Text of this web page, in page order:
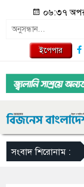
০৬:৩৭
ইপেপার
সংবাদ শিরোনাম :
এমন